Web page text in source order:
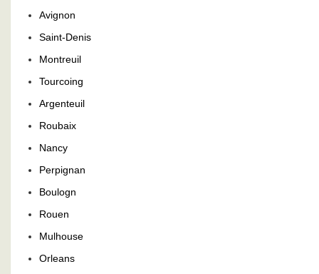
Avignon
Saint-Denis
Montreuil
Tourcoing
Argenteuil
Roubaix
Nancy
Perpignan
Boulogn
Rouen
Mulhouse
Orleans